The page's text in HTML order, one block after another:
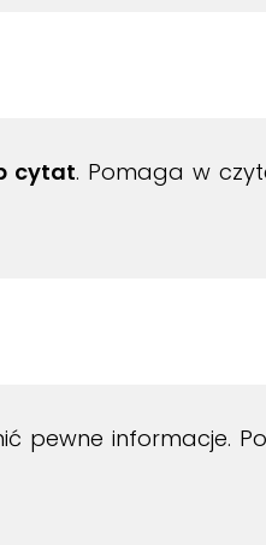
cytat. Pomaga w
pewne informacje.